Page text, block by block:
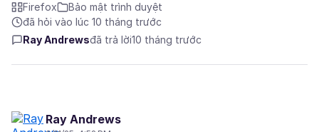
Firefox
Bảo mật trình duyệt
đã hỏi vào lúc 10 tháng trước
Ray Andrewsđã trả lời10 tháng trước
Ray Andrews